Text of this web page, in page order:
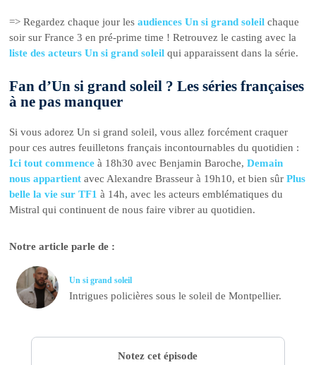
=> Regardez chaque jour lesaudiences Un si grand soleil chaque
soir sur France 3 en pré-prime time ! Retrouvez le casting avec la
liste des acteurs Un si grand soleil qui apparaissent dans la série.
Fan d’Un si grand soleil ? Les séries françaises
à ne pas manquer
Si vous adorez Un si grand soleil, vous allez forcément craquer
pour ces autres feuilletons français incontournables du quotidien :
Ici tout commence à 18h30 avec Benjamin Baroche,Demain
nous appartient avec Alexandre Brasseur à 19h10, et bien sûrPlus
belle la vie sur TF1 à 14h, avec les acteurs emblématiques du
Mistral qui continuent de nous faire vibrer au quotidien.
Notre article parle de :
Un si grand soleil
Intrigues policières sous le soleil de Montpellier.
Notez cet épisode